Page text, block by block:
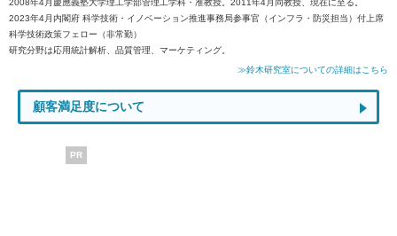
2023年4月内閣府 科学技術・イノベーション推進事務局参事官（インフラ・防災担当）付上席
科学技術政策フェロー（非常勤）
研究分野は応用統計解析、品質管理、マーケティング。
≫鈴木研究室についての詳細はこちら
顧客満足度について
PR